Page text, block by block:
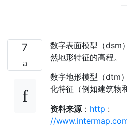
7
数字表面模型（dsm
然地形特征的高程。
数字地形模型（dtm
化特征（例如建筑物
资料来源： http :
//